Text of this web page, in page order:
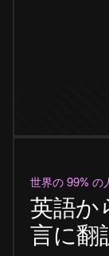
世界の 99% の
英語か
言に翻